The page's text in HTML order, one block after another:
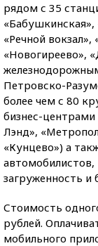
рядом с 35
«Бабушкинская»,
«Речной
«Новогиреево»,
Петровско-
более чем с 80
бизнес-
Лэнд»,
«Кунцево») а
автомобилистов,
загруженность и
Стоимость
рублей.
мобильного